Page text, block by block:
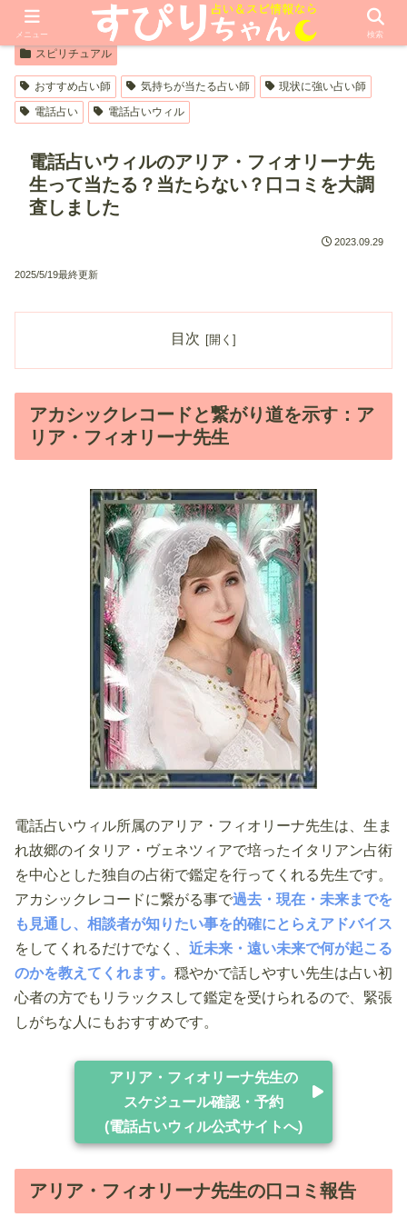
【PR】本ページはプロモーションが含まれています
スピリチュアル
おすすめ占い師 気持ちが当たる占い師
現状に強い占い師
電話占い
電話占いウィル
電話占いウィルのアリア・フィオリーナ先
生って当たる？当たらない？口コミを大調
査しました
2023.09.29
2025/5/19最終更新
目次
アカシックレコードと繋がり道を示す：ア
リア・フィオリーナ先生
電話占いウィル所属のアリア・フィオリーナ先生は、生ま
れ故郷のイタリア・ヴェネツィアで培ったイタリアン占術
を中心とした独自の占術で鑑定を行ってくれる先生です。
アカシックレコードに繋がる事で過去・現在・未来までを
も見通し、相談者が知りたい事を的確にとらえアドバイス
をしてくれるだけでなく、 近未来・遠い未来で何が起こる
のかを教えてくれます。 穏やかで話しやすい先生は占い初
心者の方でもリラックスして鑑定を受けられるので、緊張
しがちな人にもおすすめです。
アリア・フィオリーナ先生の
スケジュール確認・予約
(電話占いウィル公式サイトへ)
アリア・フィオリーナ先生の口コミ報告
メニュー 検索